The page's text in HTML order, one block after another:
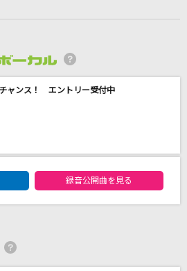
ャンス！ エントリー受付中
ーカルエントリーランキング
録音公開曲を見る